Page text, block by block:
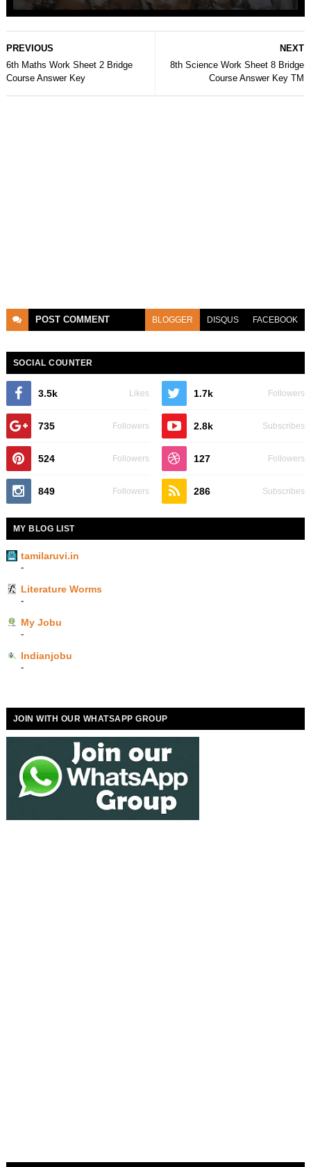
NEXT
8th Science Work Sheet 8 Bridge
Course Answer Key TM
PREVIOUS
6th Maths Work Sheet 2 Bridge
Course Answer Key
POST COMMENT BLOGGER DISQUS FACEBOOK
SOCIAL COUNTER
3.5k Likes 1.7k Followers
735 Followers 2.8k Subscribes
524 Followers 127 Followers
849 Followers 286 Subscribes
MY BLOG LIST
tamilaruvi.in
-
Literature Worms
-
My Jobu
-
Indianjobu
-
JOIN WITH OUR WHATSAPP GROUP